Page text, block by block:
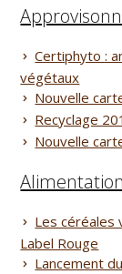
Certiphyto :
végétaux
Nouvelle
Recyclage
Nouvelle
Les céréales
Label Rouge
Lancement